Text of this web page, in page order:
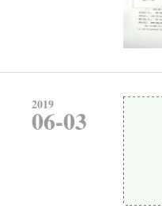
2019
06-03